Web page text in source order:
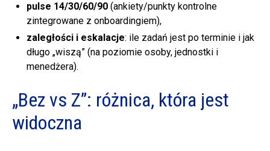
pulse 14/30/60/90 (ankiety/punkty kontrolne
zintegrowane z onboardingiem),
zaległości i eskalacje: ile zadań jest po terminie i jak
długo „wiszą” (na poziomie osoby, jednostki i
menedżera).
„Bez vs Z”: różnica, która jest
widoczna